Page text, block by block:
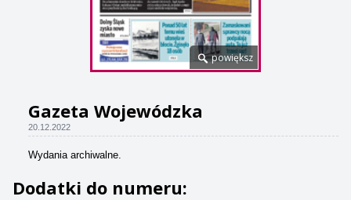
powiększ
Gazeta Wojewódzka
20.12.2022
Wydania archiwalne.
Dodatki do numeru: